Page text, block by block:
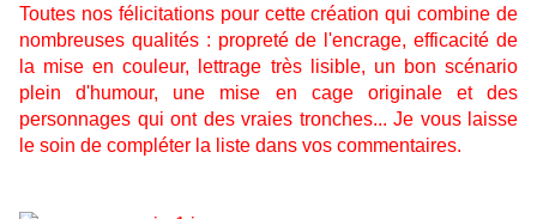
Toutes nos félicitations pour cette création qui combine de
nombreuses qualités : propreté de l'encrage, efficacité de
la mise en couleur, lettrage très lisible, un bon scénario
plein d'humour, une mise en cage originale et des
personnages qui ont des vraies tronches... Je vous laisse
le soin de compléter la liste dans vos commentaires.